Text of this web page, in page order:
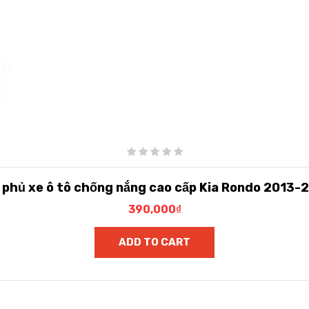
xe ô tô chống nắng cao cấp Kia Rondo 2013-
390,000₫
ADD TO CART